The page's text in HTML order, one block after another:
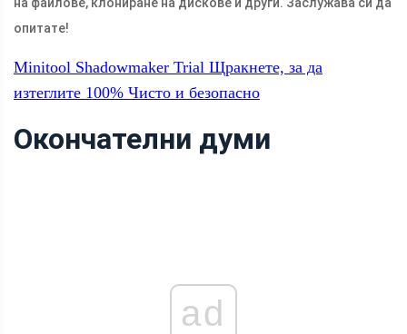
на файлове, клониране на дискове и други. Заслужава си да
опитате!
Minitool Shadowmaker Trial Щракнете, за да
изтеглите 100% Чисто и безопасно
Окончателни думи
ad